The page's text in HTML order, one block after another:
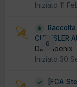
Iniziato 11
6
CHRYSLER
Da Phoenix
Iniziato 30
[FCA